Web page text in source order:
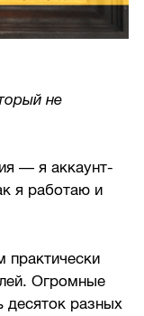
не
— я аккаунт-
я работаю и
Огромные
десяток разных